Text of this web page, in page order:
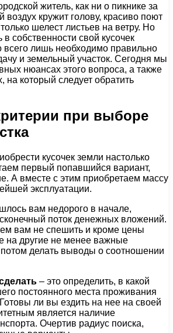
житель, как ни о пикнике за
воздух кружит голову, красиво поют
шелест листьев на ветру. Но
собственности свой кусочек
всего лишь необходимо правильно
и земельный участок. Сегодня мы
нюансах этого вопроса, а также
который следует обратить
при выборе
кусочек земли настолько
первый попавшийся вариант,
А вместе с этим приобретаем массу
эксплуатации.
вам недорого в начале,
поток денежных вложений.
вам не спешить и кроме цены
на другие не менее важные
делать выводы о соотношении
– это определить, в какой
постоянного места проживания
ли вы ездить на нее на своей
является наличие
Очертив радиус поиска,